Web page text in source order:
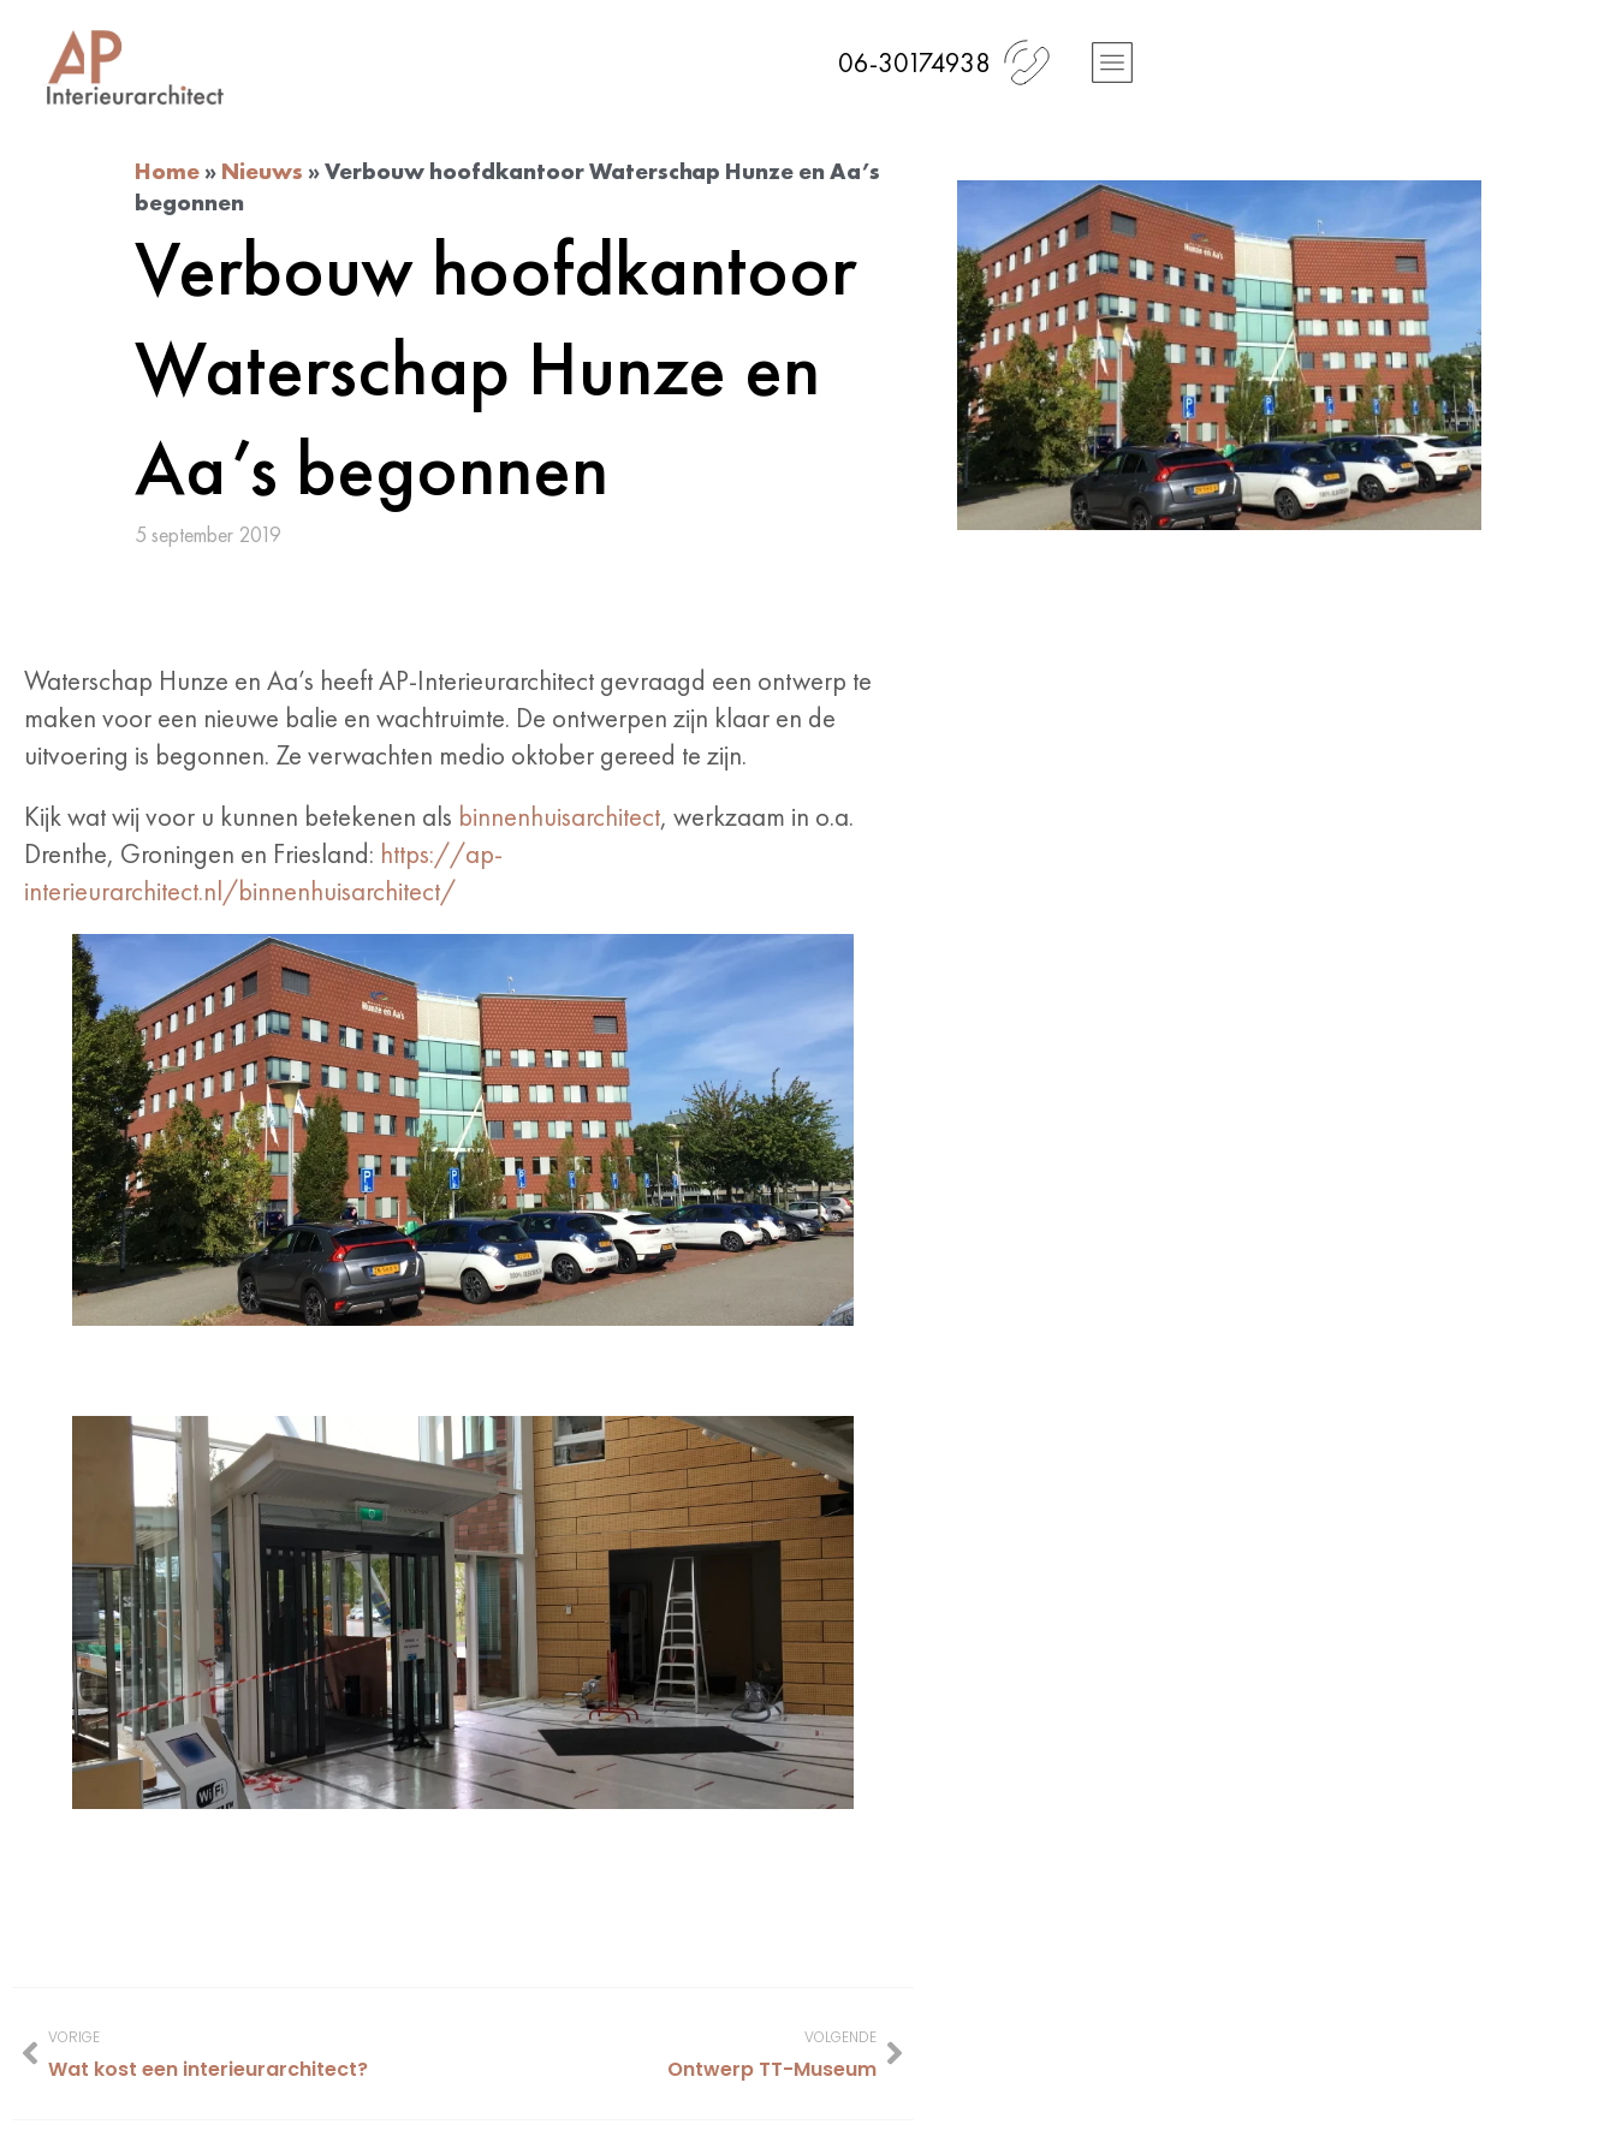
06-30174938
Home » Nieuws »Verbouw hoofdkantoor Waterschap Hunze en Aa’s
begonnen
Verbouw hoofdkantoor
Waterschap Hunze en
Aa’s begonnen
5 september 2019
Waterschap Hunze en Aa’s heeft AP-Interieurarchitect gevraagd een ontwerp te
maken voor een nieuwe balie en wachtruimte. De ontwerpen zijn klaar en de
uitvoering is begonnen. Ze verwachten medio oktober gereed te zijn.
Kijk wat wij voor u kunnen betekenen als binnenhuisarchitect, werkzaam in o.a.
Drenthe, Groningen en Friesland: https://ap-
interieurarchitect.nl/binnenhuisarchitect/
VORIGE
Wat kost een interieurarchitect?
VOLGENDE
Ontwerp TT-Museum